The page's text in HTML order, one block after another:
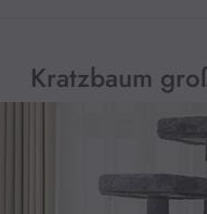
Kratzbaum